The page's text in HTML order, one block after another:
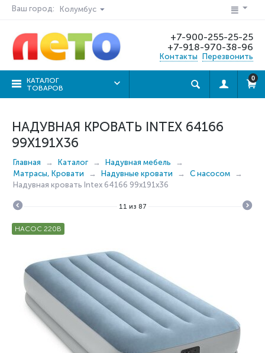
Ваш город: Колумбус
+7-900-255-25-25
+7-918-970-38-96
Контакты Перезвонить
КАТАЛОГ
ТОВАРОВ
0
НАДУВНАЯ КРОВАТЬ INTEX 64166
99Х191Х36
Главная Каталог
Надувная мебель
Матрасы, Кровати
Надувные кровати
C насосом
Надувная кровать Intex 64166 99х191х36
11 из 87
НАСОС 220В